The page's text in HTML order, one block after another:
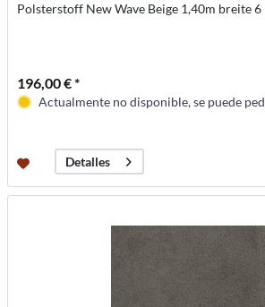
Polsterstoff New Wave Beige 1,40m breite
196,00 € *
Actualmente no disponible, se puede
Detalles